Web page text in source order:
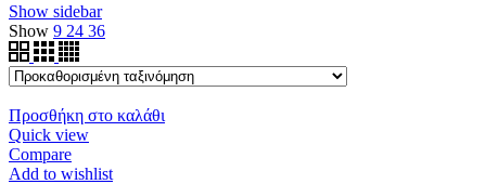
Show sidebar
Show 9 24 36
Προσθήκη στο καλάθι
Quick view
Compare
Add to wishlist